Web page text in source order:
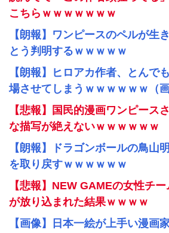
こちらｗｗｗｗｗｗｗ
【朗報】ワンピースのペルが生
とう判明するｗｗｗｗｗ
【朗報】ヒロアカ作者、とんで
場させてしまうｗｗｗｗｗｗ（画
【悲報】国民的漫画ワンピース
な描写が絶えないｗｗｗｗｗｗ
【朗報】ドラゴンボールの鳥山
を取り戻すｗｗｗｗｗｗ
【悲報】NEW GAMEの女性チ
が放り込まれた結果ｗｗｗｗ
【画像】日本一絵が上手い漫画